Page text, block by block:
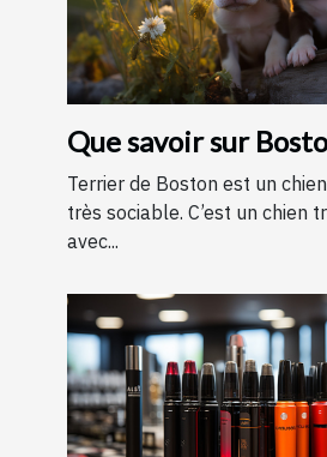
Que savoir sur
Terrier de Boston est un
très sociable. C’est un chien
avec...